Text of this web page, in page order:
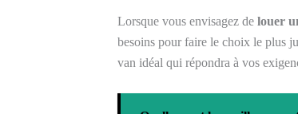
Lorsque vous envisagez de louer
besoins pour faire le choix le plus
van idéal qui répondra à vos